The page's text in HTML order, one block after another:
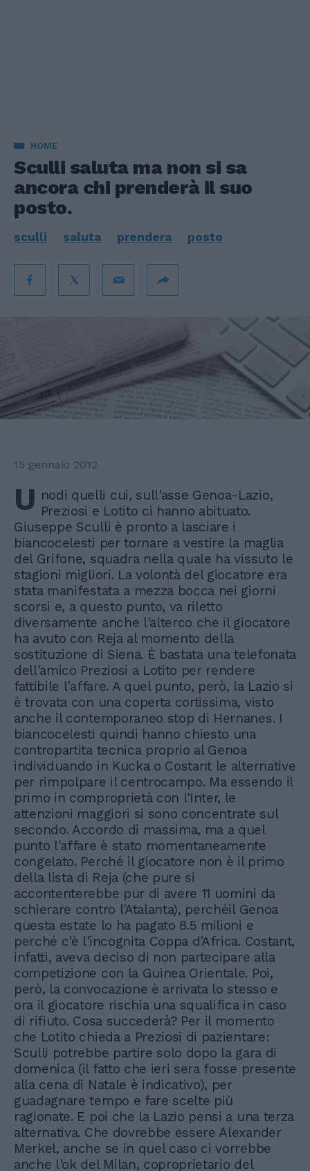
HOME
Sculli saluta ma non si sa
ancora chi prenderà il suo
posto.
sculli saluta prendera posto
15 gennaio 2012
U nodi quelli cui, sull'asse Genoa-Lazio,
Preziosi e Lotito ci hanno abituato.
Giuseppe Sculli è pronto a lasciare i
biancocelesti per tornare a vestire la maglia
del Grifone, squadra nella quale ha vissuto le
stagioni migliori. La volontà del giocatore era
stata manifestata a mezza bocca nei giorni
scorsi e, a questo punto, va riletto
diversamente anche l'alterco che il giocatore
ha avuto con Reja al momento della
sostituzione di Siena. È bastata una telefonata
dell'amico Preziosi a Lotito per rendere
fattibile l'affare. A quel punto, però, la Lazio si
è trovata con una coperta cortissima, visto
anche il contemporaneo stop di Hernanes. I
biancocelesti quindi hanno chiesto una
contropartita tecnica proprio al Genoa
individuando in Kucka o Costant le alternative
per rimpolpare il centrocampo. Ma essendo il
primo in comproprietà con l'Inter, le
attenzioni maggiori si sono concentrate sul
secondo. Accordo di massima, ma a quel
punto l'affare è stato momentaneamente
congelato. Perché il giocatore non è il primo
della lista di Reja (che pure si
accontenterebbe pur di avere 11 uomini da
schierare contro l'Atalanta), perchéil Genoa
questa estate lo ha pagato 8.5 milioni e
perché c'è l'incognita Coppa d'Africa. Costant,
infatti, aveva deciso di non partecipare alla
competizione con la Guinea Orientale. Poi,
però, la convocazione è arrivata lo stesso e
ora il giocatore rischia una squalifica in caso
di rifiuto. Cosa succederà? Per il momento
che Lotito chieda a Preziosi di pazientare:
Sculli potrebbe partire solo dopo la gara di
domenica (il fatto che ieri sera fosse presente
alla cena di Natale è indicativo), per
guadagnare tempo e fare scelte più
ragionate. E poi che la Lazio pensi a una terza
alternativa. Che dovrebbe essere Alexander
Merkel, anche se in quel caso ci vorrebbe
anche l'ok del Milan, coproprietario del